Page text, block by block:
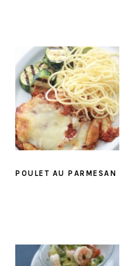
POULET AU PARMESAN